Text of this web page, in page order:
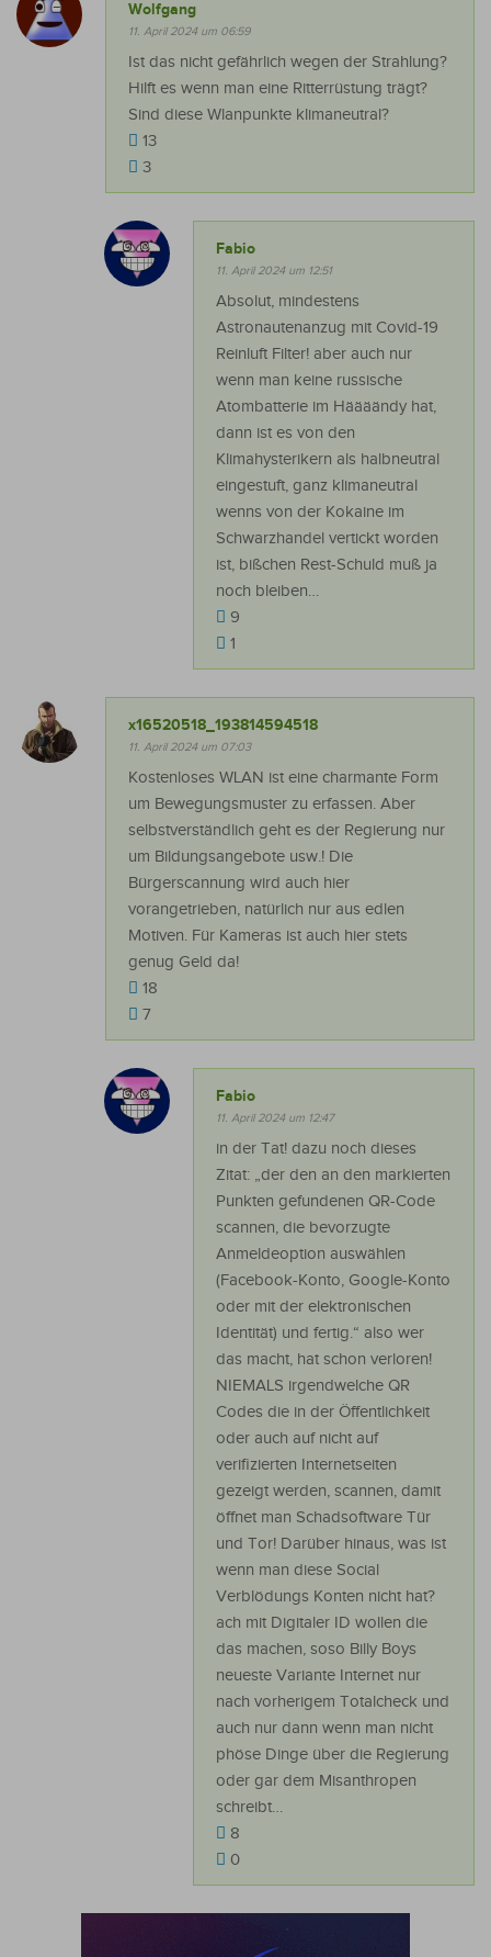
Wolfgang
11. April 2024 um 06:59
Ist das nicht gefährlich wegen der Strahlung?
Hilft es wenn man eine Ritterrüstung trägt?
Sind diese Wlanpunkte klimaneutral?
13
3
Fabio
11. April 2024 um 12:51
Absolut, mindestens
Astronautenanzug mit Covid-19
Reinluft Filter! aber auch nur
wenn man keine russische
Atombatterie im Häääändy hat,
dann ist es von den
Klimahysterikern als halbneutral
eingestuft, ganz klimaneutral
wenns von der Kokaine im
Schwarzhandel vertickt worden
ist, bißchen Rest-Schuld muß ja
noch bleiben…
9
1
x16520518_193814594518
11. April 2024 um 07:03
Kostenloses WLAN ist eine charmante Form
um Bewegungsmuster zu erfassen. Aber
selbstverständlich geht es der Regierung nur
um Bildungsangebote usw.! Die
Bürgerscannung wird auch hier
vorangetrieben, natürlich nur aus edlen
Motiven. Für Kameras ist auch hier stets
genug Geld da!
18
7
Fabio
11. April 2024 um 12:47
in der Tat! dazu noch dieses
Zitat: „der den an den markierten
Punkten gefundenen QR-Code
scannen, die bevorzugte
Anmeldeoption auswählen
(Facebook-Konto, Google-Konto
oder mit der elektronischen
Identität) und fertig.“ also wer
das macht, hat schon verloren!
NIEMALS irgendwelche QR
Codes die in der Öffentlichkeit
oder auch auf nicht auf
verifizierten Internetseiten
gezeigt werden, scannen, damit
öffnet man Schadsoftware Tür
und Tor! Darüber hinaus, was ist
wenn man diese Social
Verblödungs Konten nicht hat?
ach mit Digitaler ID wollen die
das machen, soso Billy Boys
neueste Variante Internet nur
nach vorherigem Totalcheck und
auch nur dann wenn man nicht
phöse Dinge über die Regierung
oder gar dem Misanthropen
schreibt…
8
0